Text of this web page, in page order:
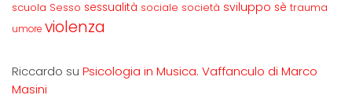
scuola Sesso sessualità sociale società sviluppo sè trauma
umore violenza
Riccardo su Psicologia in Musica. Vaffanculo di Marco
Masini